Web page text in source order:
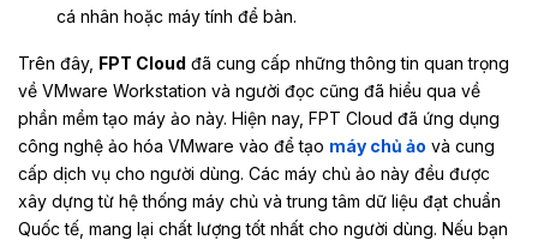
cá nhân hoặc máy tính để bàn.
Trên đây, FPT Cloud đã cung cấp những thông tin quan trọng
về VMware Workstation và người đọc cũng đã hiểu qua về
phần mềm tạo máy ảo này. Hiện nay, FPT Cloud đã ứng dụng
công nghệ ảo hóa VMware vào để tạo máy chủ ảo và cung
cấp dịch vụ cho người dùng. Các máy chủ ảo này đều được
xây dựng từ hệ thống máy chủ và trung tâm dữ liệu đạt chuẩn
Quốc tế, mang lại chất lượng tốt nhất cho người dùng. Nếu bạn